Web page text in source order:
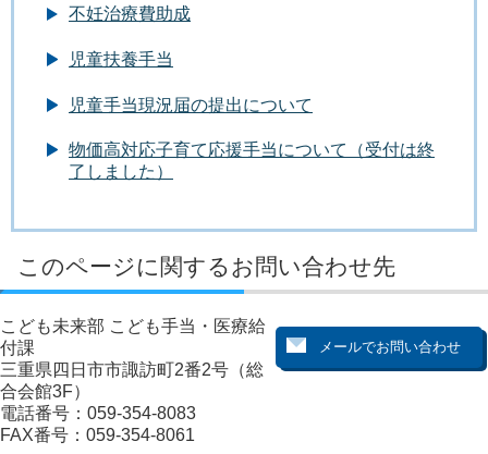
不妊治療費助成
児童扶養手当
児童手当現況届の提出について
物価高対応子育て応援手当について（受付は終
了しました）
このページに関するお問い合わせ先
こども未来部 こども手当・医療給
付課
三重県四日市市諏訪町2番2号（総
合会館3F）
電話番号：059-354-8083
FAX番号：059-354-8061